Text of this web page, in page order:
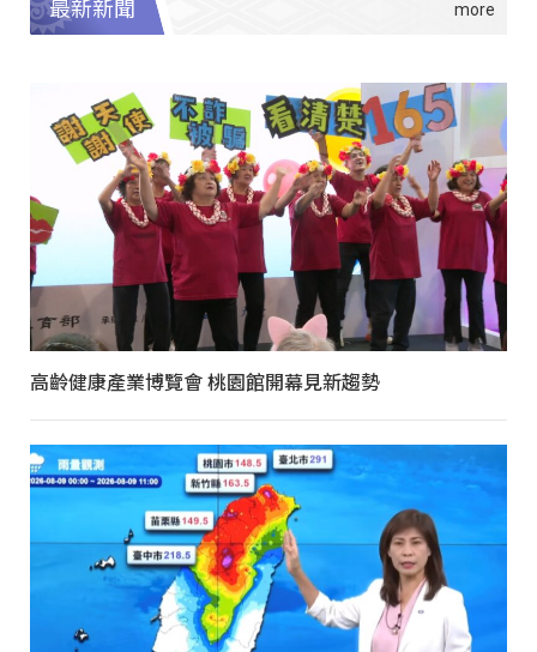
最新新聞
高齡健康產業博覽會 桃園館開幕見新趨勢